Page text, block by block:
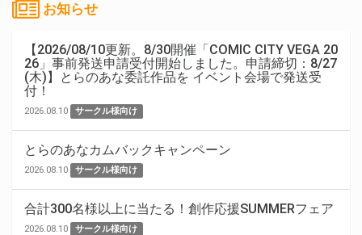
お知らせ
【2026/08/10更新。8/30開催「COMIC CITY VEGA 20
26」事前発送申請受付開始しました。申請締切：8/27
(木)】とらのあな委託作品を イベント会場で発送受
付！
2026.08.10 サークル様向け
とらのあなカムバックキャンペーン
2026.08.10 サークル様向け
合計300名様以上に当たる！創作応援SUMMERフェア
2026.08.10 サークル様向け